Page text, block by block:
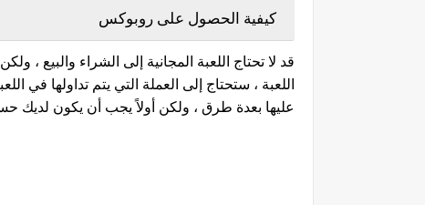
كيفية الحصول على روبوكس
قد لا تحتاج اللعبة المجانية إلى الشراء والبيع
عليها بعدة طرق ، ولكن أولاً يجب أن يكون لديك